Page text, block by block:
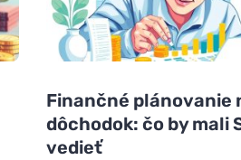
Finančné plánovanie
dôchodok: čo by mali
vedieť